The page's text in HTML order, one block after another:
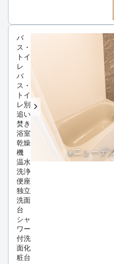
バ
ス・
トイ
レ
バ
ス・
トイ
レ別
追い
焚き
浴室
乾燥
機
温水
洗浄
便座
独立
洗面
台
シャ
ワー
付洗
面化
粧台